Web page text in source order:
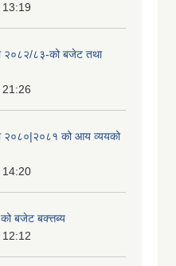
२०८२/८३-को बजेट तथा
२०८०|२०८१ को आय व्ययको
बजेट बक्त्तब्य